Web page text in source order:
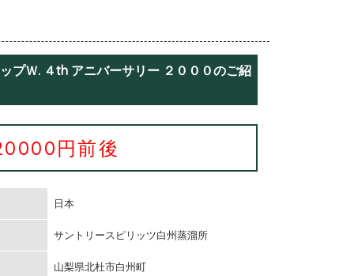
プＷ. ４th アニバーサリー ２０００のご紹
円前後
日本
サントリースピリッツ白州蒸溜所
山梨県北杜市白州町